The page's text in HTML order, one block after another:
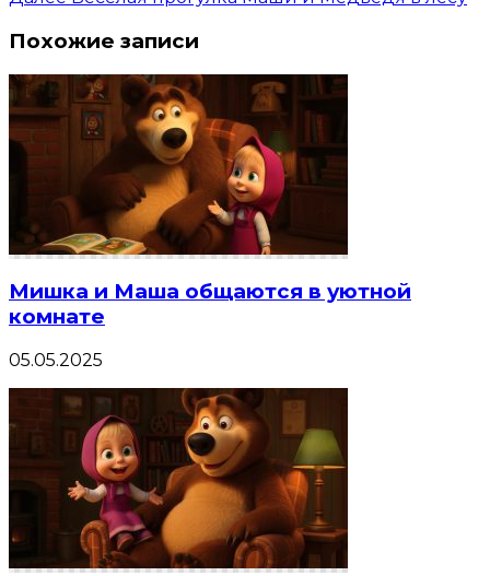
Похожие записи
Мишка и Маша общаются в уютной
комнате
05.05.2025